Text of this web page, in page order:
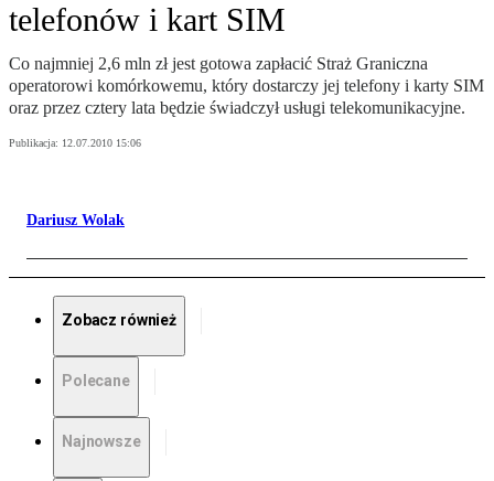
telefonów i kart SIM
Co najmniej 2,6 mln zł jest gotowa zapłacić Straż Graniczna
operatorowi komórkowemu, który dostarczy jej telefony i karty SIM
oraz przez cztery lata będzie świadczył usługi telekomunikacyjne.
Publikacja: 12.07.2010 15:06
Dariusz Wolak
Zobacz również
Polecane
Najnowsze